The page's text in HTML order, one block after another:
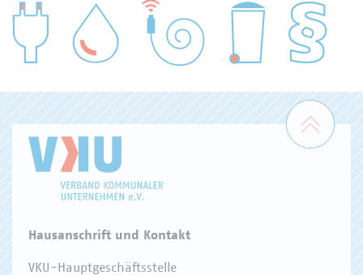
WASSER/ABWASSER
Zum
Hausanschrift und Kontakt
VKU-Hauptgeschäftsstelle